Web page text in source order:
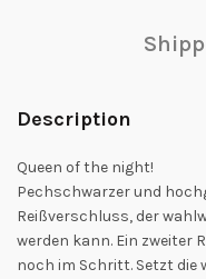
Description
Queen of the night!
Pechschwarzer und
Reißverschluss, der
werden kann. Ein zweiter
noch im Schritt. Setzt die